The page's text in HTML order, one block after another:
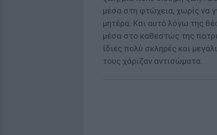
µέσα στη φτώχεια, χωρίς να
µητέρα. Και αυτό λόγω της
µέσα στο καθεστώς της
ίδιες πολύ σκληρές και
τους χάριζαν αντισώµατα.